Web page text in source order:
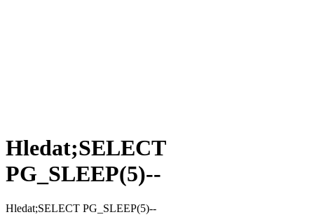
Hledat;SELECT
PG_SLEEP(5)--
Hledat;SELECT PG_SLEEP(5)--